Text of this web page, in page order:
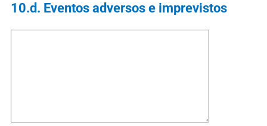
10.d. Eventos adversos e imprevistos